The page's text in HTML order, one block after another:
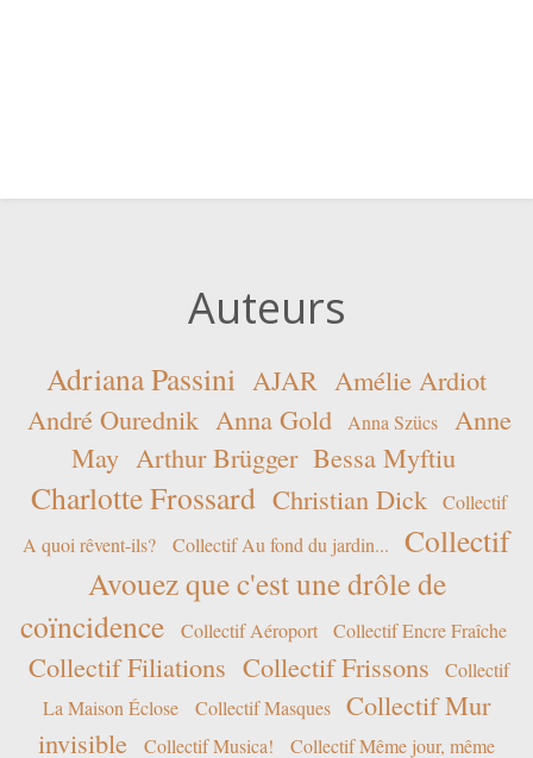
Auteurs
Adriana Passini AJAR Amélie Ardiot
André Ourednik Anna Gold Anna Szücs
Anne
May Arthur Brügger Bessa Myftiu
Charlotte Frossard Christian Dick
Collectif
A quoi rêvent-ils?
Collectif Au fond du jardin...
Collectif
Avouez que c'est une drôle de
coïncidence
Collectif Aéroport Collectif Encre Fraîche
Collectif Filiations Collectif Frissons
Collectif
La Maison Éclose
Collectif Masques
Collectif Mur
invisible
Collectif Musica! Collectif Même jour, même